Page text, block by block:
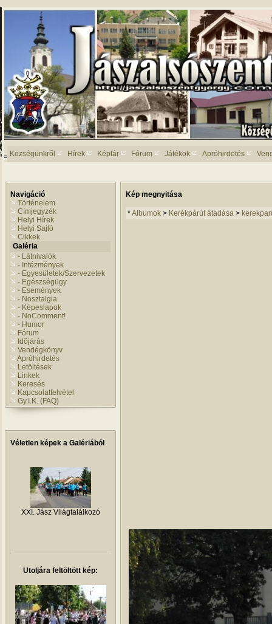
Községünkről Hírek Képtár Fórum Játékok Apróhirdetés
Navigáció
Történelem
Címjegyzék
Helyi Hírek
Helyi Sajtó
Cikkek
Galéria
- Látnivalók
- Intézmények
- Egyesületek/Szervezetek
- Egészségügy
- Események
- Nosztalgia
- Képeslapok
- NoComment!
- Humor
Fórum
Idõjárás
Vendégkönyv
Apróhirdetés
Letöltések
Linkek
Keresés
Kapcsolatfelvétel
Gy.I.K. (FAQ)
Véletlen képek a Galériából
XXI. Jász Világtalálkozó
Utoljára feltöltött kép:
Kép megnyitása
*Albumok > Kerékpárút átadása >